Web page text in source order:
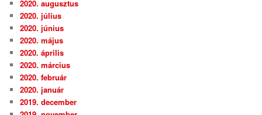
2020. augusztus
2020. július
2020. június
2020. május
2020. április
2020. március
2020. február
2020. január
2019. december